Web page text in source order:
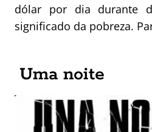
dólar por dia durante
significado da pobreza.
Uma noite